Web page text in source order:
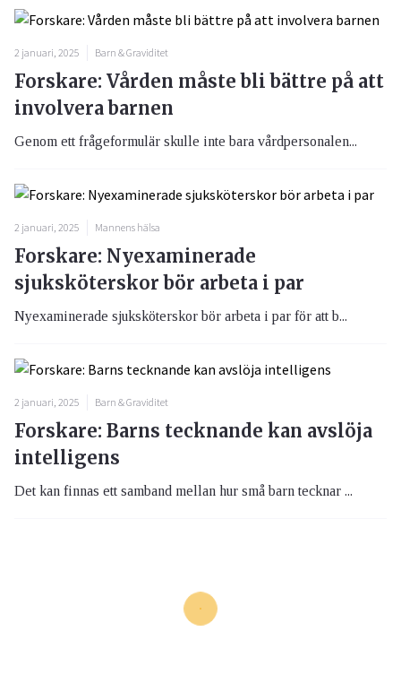
2 januari, 2025 Barn & Graviditet
Forskare: Vården måste bli bättre på att
involvera barnen
Genom ett frågeformulär skulle inte bara vårdpersonalen...
2 januari, 2025 Mannens hälsa
Forskare: Nyexaminerade
sjuksköterskor bör arbeta i par
Nyexaminerade sjuksköterskor bör arbeta i par för att b...
2 januari, 2025 Barn & Graviditet
Forskare: Barns tecknande kan avslöja
intelligens
Det kan finnas ett samband mellan hur små barn tecknar ...